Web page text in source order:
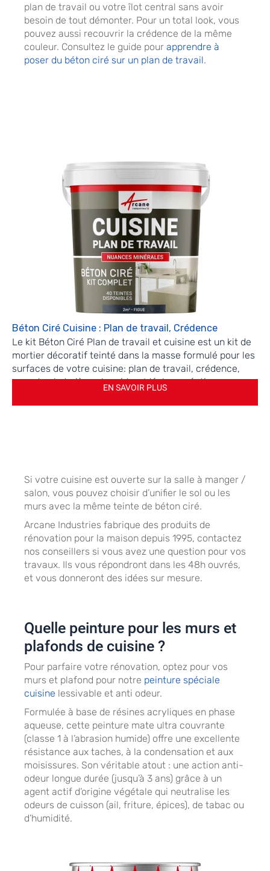
plan de travail ou votre îlot central sans avoir
besoin de tout démonter. Pour un total look, vous
pouvez aussi recouvrir la crédence de la même
couleur. Consultez le guide pour apprendre à
poser du béton ciré sur un plan de travail.
Béton Ciré Cuisine : Plan de travail, Crédence
Le kit Béton Ciré Plan de travail et cuisine est un kit de
mortier décoratif teinté dans la masse formulé pour les
surfaces de votre cuisine: plan de travail, crédence,
mur et sol et pièces humides. Idéal en création ou en
rénovation, résistant à tous types de taches, à l'eau et
aux contraintes mécaniques et s’adapte parfaitement
EN SAVOIR PLUS
Si votre cuisine est ouverte sur la salle à manger /
salon, vous pouvez choisir d’unifier le sol ou les
murs avec la même teinte de béton ciré.
Arcane Industries fabrique des produits de
rénovation pour la maison depuis 1995, contactez
nos conseillers si vous avez une question pour vos
travaux. Ils vous répondront dans les 48h ouvrés,
et vous donneront des idées sur mesure.
Quelle peinture pour les murs et
plafonds de cuisine ?
Pour parfaire votre rénovation, optez pour vos
murs et plafond pour notre peinture spéciale
cuisine lessivable et anti odeur.
Formulée à base de résines acryliques en phase
aqueuse, cette peinture mate ultra couvrante
(classe 1 à l’abrasion humide) offre une excellente
résistance aux taches, à la condensation et aux
moisissures. Son véritable atout : une action anti-
odeur longue durée (jusqu’à 3 ans) grâce à un
agent actif d’origine végétale qui neutralise les
odeurs de cuisson (ail, friture, épices), de tabac ou
d’humidité.